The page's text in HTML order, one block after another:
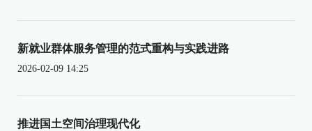
新就业群体服务管理的范式重构与实践进路
2026-02-09 14:25
推进国土空间治理现代化